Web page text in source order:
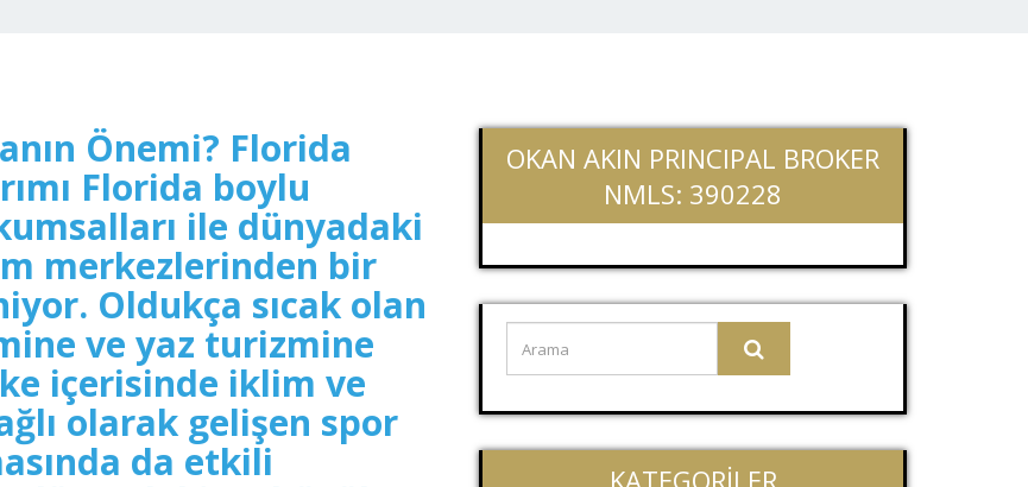
Önemi? Florida
Florida boylu
ile dünyadaki
merkezlerinden bir
Oldukça sıcak olan
ve yaz turizmine
içerisinde iklim ve
olarak gelişen spor
da etkili
OKAN AKIN PRINCIPAL BROKER
NMLS: 390228
KATEGORILER